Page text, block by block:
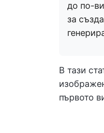
до по-
за
В тази
първото